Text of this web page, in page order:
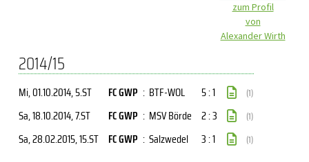
zum Profil
von
Alexander Wirth
2014/15
Mi, 01.10.2014, 5.ST FC GWP : BTF-WOL 5 : 1 (1)
Sa, 18.10.2014, 7.ST FC GWP : MSV Börde 2 : 3 (1)
Sa, 28.02.2015, 15.ST FC GWP : Salzwedel 3 : 1 (1)